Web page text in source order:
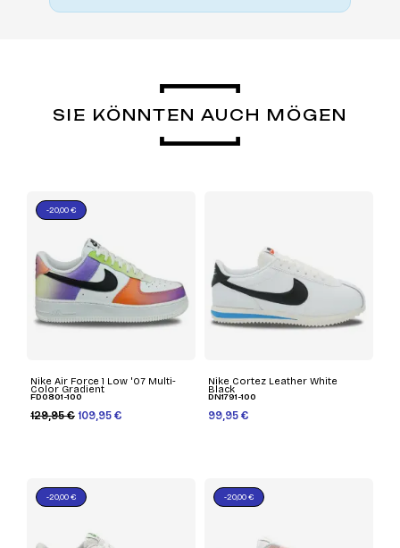
SIE KÖNNTEN AUCH MÖGEN
Nike Air Force 1 Low '07 Multi-
Color Gradient
FD0801-100
129,95 € 109,95 €
-20,00 €
Nike Cortez Leather White
Black
DN1791-100
99,95 €
-20,00 € -20,00 €